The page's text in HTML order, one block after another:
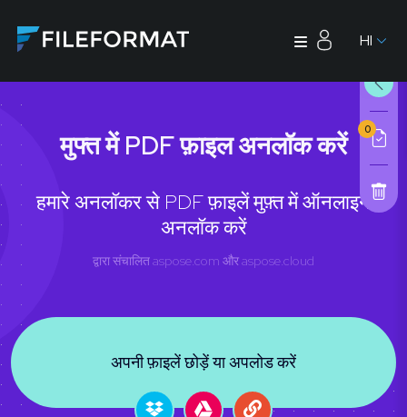
HI
0
मुफ्त में PDF फ़ाइल अनलॉक करें
हमारे अनलॉकर से PDF फ़ाइलें मुफ़्त में ऑनलाइन
अनलॉक करें
द्वारा संचालितaspose.com औरaspose.cloud
अपनी फ़ाइलें छोड़ें या अपलोड करें